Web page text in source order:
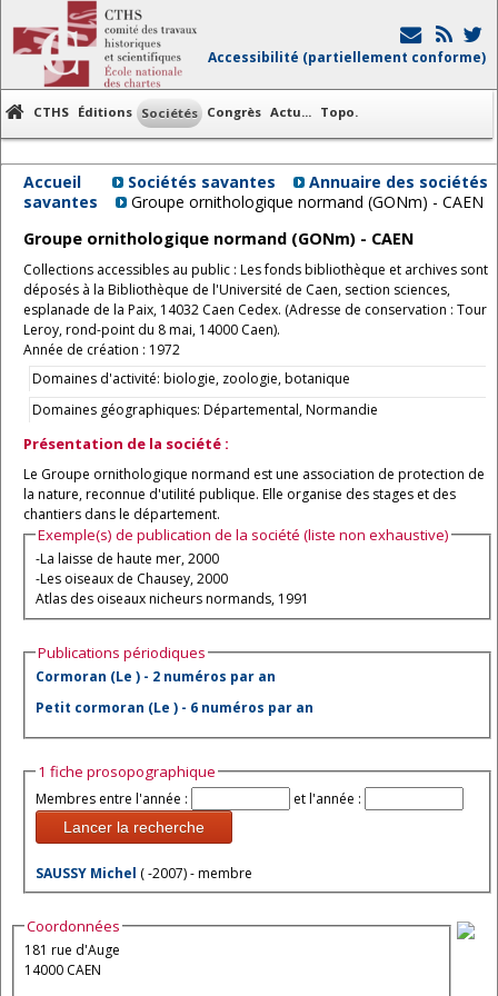
Accessibilité (partiellement conforme)
CTHS Éditions Sociétés Congrès Actu... Topo.
Accueil Sociétés savantes
Annuaire des sociétés
savantes
Groupe ornithologique normand (GONm) - CAEN
Groupe ornithologique normand (GONm) - CAEN
Collections accessibles au public : Les fonds bibliothèque et archives sont
déposés à la Bibliothèque de l'Université de Caen, section sciences,
esplanade de la Paix, 14032 Caen Cedex. (Adresse de conservation : Tour
Leroy, rond-point du 8 mai, 14000 Caen).
Année de création : 1972
Domaines d'activité: biologie, zoologie, botanique
Domaines géographiques: Départemental, Normandie
Présentation de la société :
Le Groupe ornithologique normand est une association de protection de
la nature, reconnue d'utilité publique. Elle organise des stages et des
chantiers dans le département.
Exemple(s) de publication de la société (liste non exhaustive)
-La laisse de haute mer, 2000
-Les oiseaux de Chausey, 2000
Atlas des oiseaux nicheurs normands, 1991
Publications périodiques
Cormoran (Le ) - 2 numéros par an
Petit cormoran (Le ) - 6 numéros par an
1 fiche prosopographique
Membres entre l'année : et l'année :
Lancer la recherche
SAUSSY Michel ( -2007) - membre
Coordonnées
181 rue d'Auge
14000 CAEN